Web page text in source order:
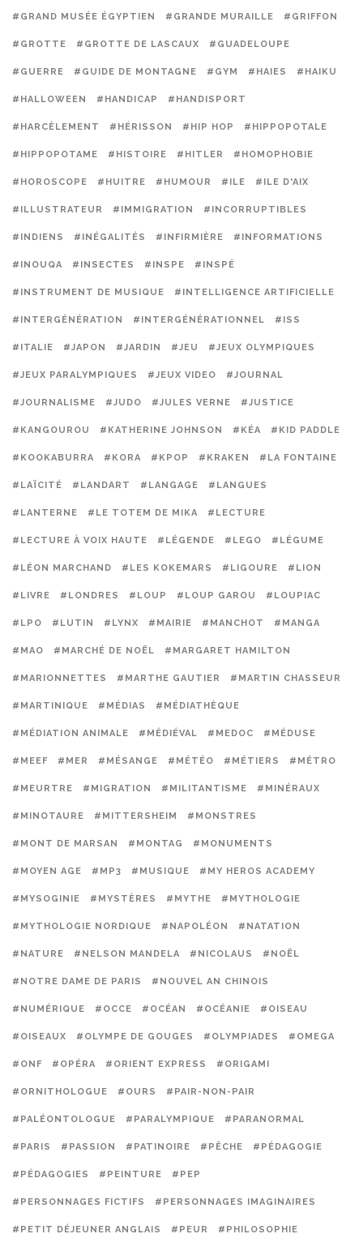
#GRAND MUSÉE ÉGYPTIEN #GRANDE MURAILLE #GRIFFON
#GROTTE #GROTTE DE LASCAUX #GUADELOUPE
#GUERRE #GUIDE DE MONTAGNE #GYM #HAIES #HAIKU
#HALLOWEEN #HANDICAP #HANDISPORT
#HARCÈLEMENT #HÉRISSON #HIP HOP #HIPPOPOTALE
#HIPPOPOTAME #HISTOIRE #HITLER #HOMOPHOBIE
#HOROSCOPE #HUITRE #HUMOUR #ILE #ILE D'AIX
#ILLUSTRATEUR #IMMIGRATION #INCORRUPTIBLES
#INDIENS #INÉGALITÉS #INFIRMIÈRE #INFORMATIONS
#INOUQA #INSECTES #INSPE #INSPÉ
#INSTRUMENT DE MUSIQUE #INTELLIGENCE ARTIFICIELLE
#INTERGÉNÉRATION #INTERGÉNÉRATIONNEL #ISS
#ITALIE #JAPON #JARDIN #JEU #JEUX OLYMPIQUES
#JEUX PARALYMPIQUES #JEUX VIDEO #JOURNAL
#JOURNALISME #JUDO #JULES VERNE #JUSTICE
#KANGOUROU #KATHERINE JOHNSON #KÉA #KID PADDLE
#KOOKABURRA #KORA #KPOP #KRAKEN #LA FONTAINE
#LAÏCITÉ #LANDART #LANGAGE #LANGUES
#LANTERNE #LE TOTEM DE MIKA #LECTURE
#LECTURE À VOIX HAUTE #LÉGENDE #LEGO #LÉGUME
#LÉON MARCHAND #LES KOKEMARS #LIGOURE #LION
#LIVRE #LONDRES #LOUP #LOUP GAROU #LOUPIAC
#LPO #LUTIN #LYNX #MAIRIE #MANCHOT #MANGA
#MAO #MARCHÉ DE NOËL #MARGARET HAMILTON
#MARIONNETTES #MARTHE GAUTIER #MARTIN CHASSEUR
#MARTINIQUE #MÉDIAS #MÉDIATHÈQUE
#MÉDIATION ANIMALE #MÉDIÉVAL #MEDOC #MÉDUSE
#MEEF #MER #MÉSANGE #MÉTÉO #MÉTIERS #MÉTRO
#MEURTRE #MIGRATION #MILITANTISME #MINÉRAUX
#MINOTAURE #MITTERSHEIM #MONSTRES
#MONT DE MARSAN #MONTAG #MONUMENTS
#MOYEN AGE #MP3 #MUSIQUE #MY HEROS ACADEMY
#MYSOGINIE #MYSTÈRES #MYTHE #MYTHOLOGIE
#MYTHOLOGIE NORDIQUE #NAPOLÉON #NATATION
#NATURE #NELSON MANDELA #NICOLAUS #NOËL
#NOTRE DAME DE PARIS #NOUVEL AN CHINOIS
#NUMÉRIQUE #OCCE #OCÉAN #OCÉANIE #OISEAU
#OISEAUX #OLYMPE DE GOUGES #OLYMPIADES #OMEGA
#ONF #OPÉRA #ORIENT EXPRESS #ORIGAMI
#ORNITHOLOGUE #OURS #PAIR-NON-PAIR
#PALÉONTOLOGUE #PARALYMPIQUE #PARANORMAL
#PARIS #PASSION #PATINOIRE #PÊCHE #PÉDAGOGIE
#PÉDAGOGIES #PEINTURE #PEP
#PERSONNAGES FICTIFS #PERSONNAGES IMAGINAIRES
#PETIT DÉJEUNER ANGLAIS #PEUR #PHILOSOPHIE